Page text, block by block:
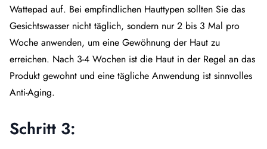
Wattepad auf. Bei empfindlichen Hauttypen sollten Sie das
Gesichtswasser nicht täglich, sondern nur 2 bis 3 Mal pro
Woche anwenden, um eine Gewöhnung der Haut zu
erreichen. Nach 3-4 Wochen ist die Haut in der Regel an das
Produkt gewohnt und eine tägliche Anwendung ist sinnvolles
Anti-Aging.
Schritt 3: